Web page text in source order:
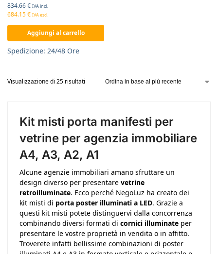
834.66€ IVA incl.
684.15€ IVA escl.
Aggiungi al carrello
Spedizione: 24/48 Ore
Visualizzazione di 25 risultati
Kit misti porta manifesti per
vetrine per agenzia immobiliare
A4, A3, A2, A1
Alcune agenzie immobiliari amano sfruttare un
design diverso per presentare vetrine
retroilluminate. Ecco perché NegoLuz ha creato dei
kit misti di porta poster illuminati a LED. Grazie a
questi kit misti potete distinguervi dalla concorrenza
combinando diversi formati di cornici illuminate per
presentare le vostre proprietà in vendita o in affitto.
Troverete infatti bellissime combinazioni di poster